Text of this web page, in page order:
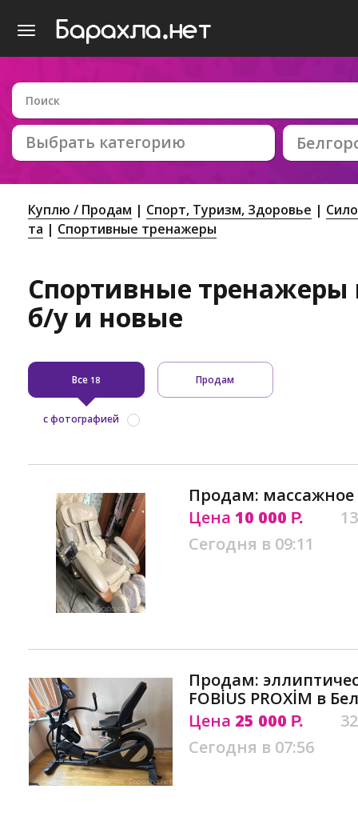
Выбрать категорию
Куплю / Продам Спорт, Tуризм, Здоровье
та
Спортивные тренажеры
Спортивные тренажеры
б/у и новые
Все 18 Продам
с фотографией
Продам: массажное
Цена 10 000 Р.
Сегодня в 09:11
Продам:
FOBİUS PROXİM в
Цена 25 000 Р.
Сегодня в 07:56